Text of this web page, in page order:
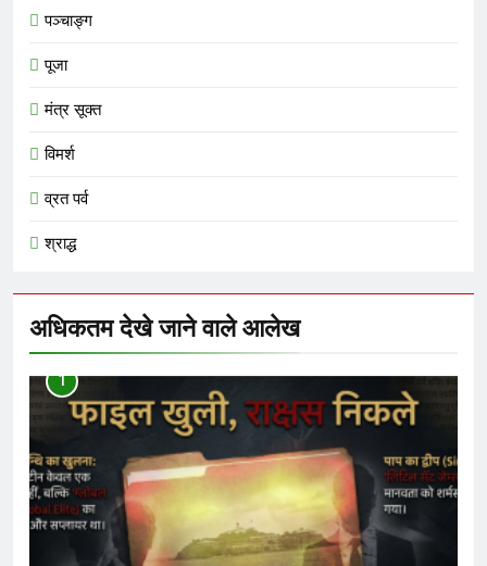
पञ्चाङ्ग
पूजा
मंत्र सूक्त
विमर्श
व्रत पर्व
श्राद्ध
अधिकतम देखे जाने वाले आलेख
1